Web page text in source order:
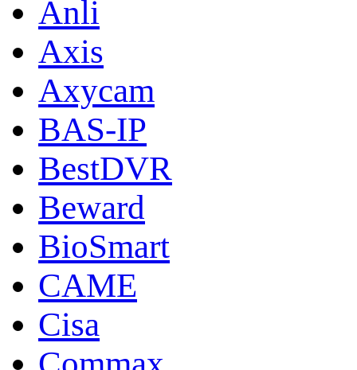
Anli
Axis
Axycam
BAS-IP
BestDVR
Beward
BioSmart
CAME
Cisa